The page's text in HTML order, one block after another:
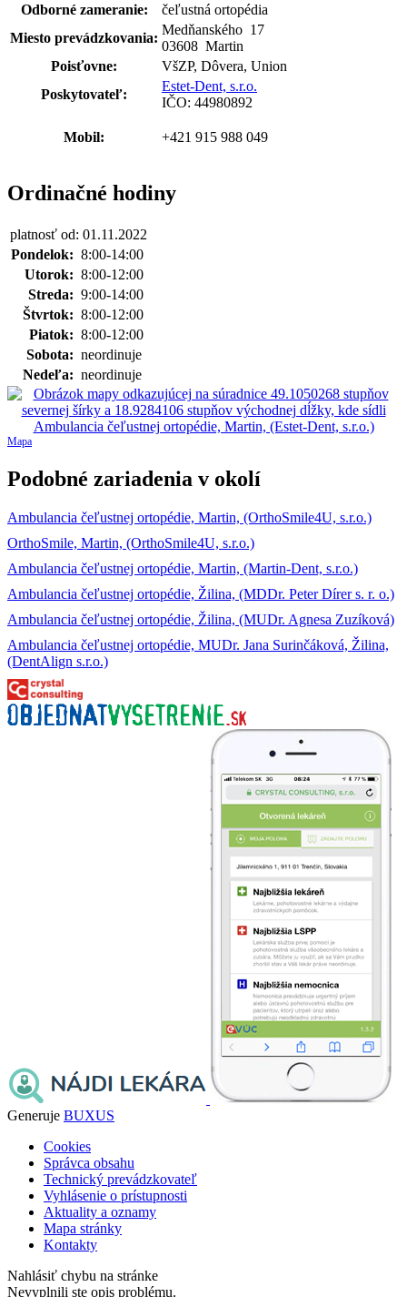
Odborné zameranie:
čeľustná ortopédia
Miesto prevádzkovania:
Medňanského 17
03608 Martin
Poisťovne:
VšZP, Dôvera, Union
Poskytovateľ:
Estet-Dent, s.r.o.
IČO: 44980892
Mobil: +421 915 988 049
Ordinačné hodiny
platnosť od: 01.11.2022
Pondelok: 8:00-14:00
Utorok: 8:00-12:00
Streda: 9:00-14:00
Štvrtok: 8:00-12:00
Piatok: 8:00-12:00
Sobota: neordinuje
Nedeľa: neordinuje
Mapa
Podobné zariadenia v okolí
Ambulancia čeľustnej ortopédie, Martin, (OrthoSmile4U, s.r.o.)
OrthoSmile, Martin, (OrthoSmile4U, s.r.o.)
Ambulancia čeľustnej ortopédie, Martin, (Martin-Dent, s.r.o.)
Ambulancia čeľustnej ortopédie, Žilina, (MDDr. Peter Dírer s. r. o.)
Ambulancia čeľustnej ortopédie, Žilina, (MUDr. Agnesa Zuzíková)
Ambulancia čeľustnej ortopédie, MUDr. Jana Surinčáková, Žilina,
(DentAlign s.r.o.)
Generuje BUXUS
Cookies
Správca obsahu
Technický prevádzkovateľ
Vyhlásenie o prístupnosti
Aktuality a oznamy
Mapa stránky
Kontakty
Nahlásiť chybu na stránke
Nevyplnili ste opis problému.